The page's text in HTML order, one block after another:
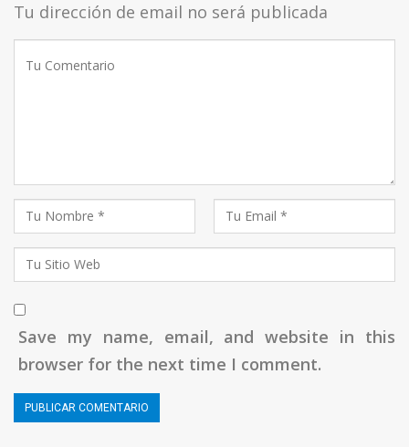
Tu dirección de email no será publicada
Save my name, email, and website in this
browser for the next time I comment.